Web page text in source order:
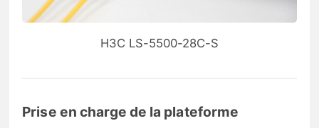
H3C LS-5500-28C-S
Prise en charge de la plateforme